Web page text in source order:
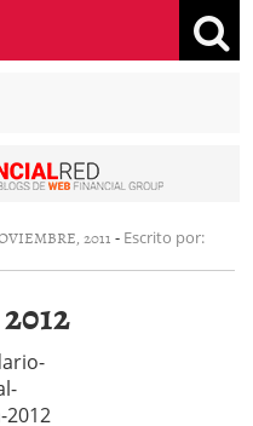
2011 - Escrito por: